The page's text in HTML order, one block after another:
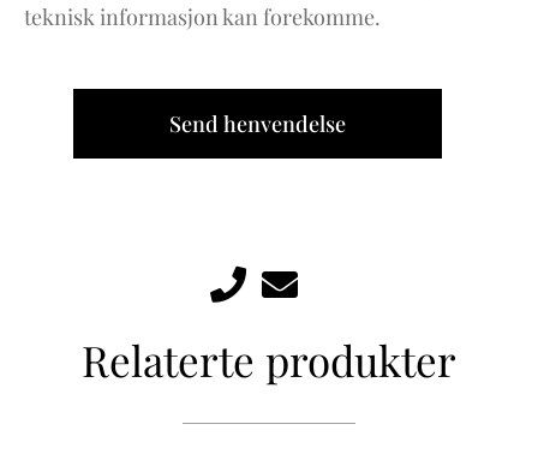
teknisk informasjon kan forekomme.
Send henvendelse
Relaterte produkter